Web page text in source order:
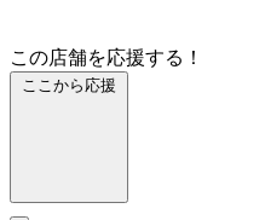
この店舗を応援する！
ここから応援